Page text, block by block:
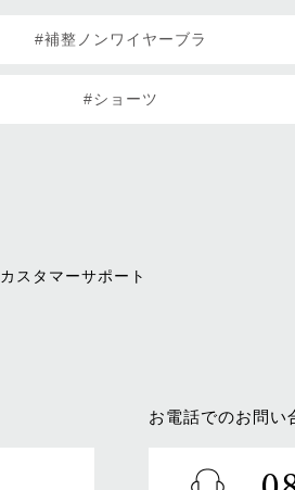
#補整ノンワイヤーブラ
#ショーツ
カスタマーサポート
お電話でのお問い